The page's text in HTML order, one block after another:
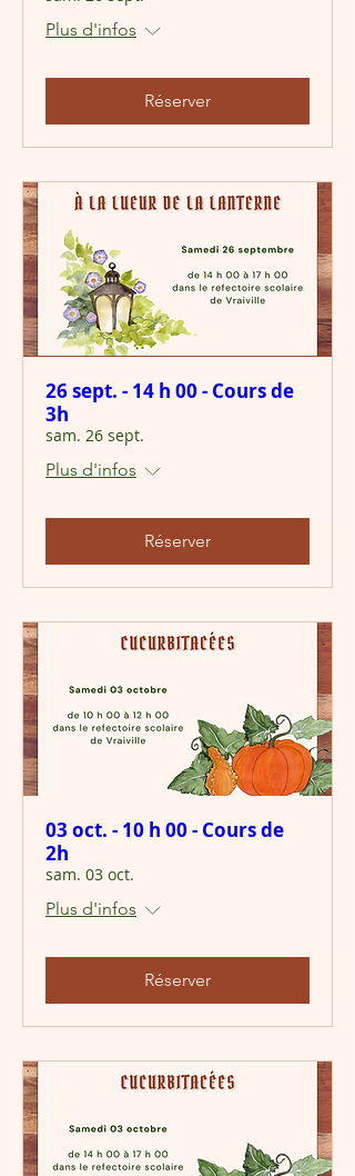
Plus d'infos
Réserver
26 sept. - 14 h 00 - Cours de
3h
sam. 26 sept.
Plus d'infos
Réserver
03 oct. - 10 h 00 - Cours de
2h
sam. 03 oct.
Plus d'infos
Réserver